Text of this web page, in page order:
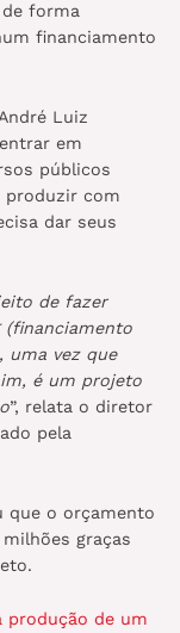
forma
financiamento
Luiz
em
públicos
produzir com
dar seus
de fazer
uma vez que
é um projeto
”, relata o diretor
pela
que o orçamento
graças
produção de um